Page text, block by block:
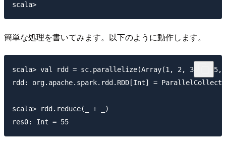
簡単な処理を書いてみます。以下のように動作します。
scala> val rdd = sc.parallelize(Array(1, 2, 3, 4,
rdd: org.apache.spark.rdd.RDD[Int] =
scala> rdd.reduce(_ + _)